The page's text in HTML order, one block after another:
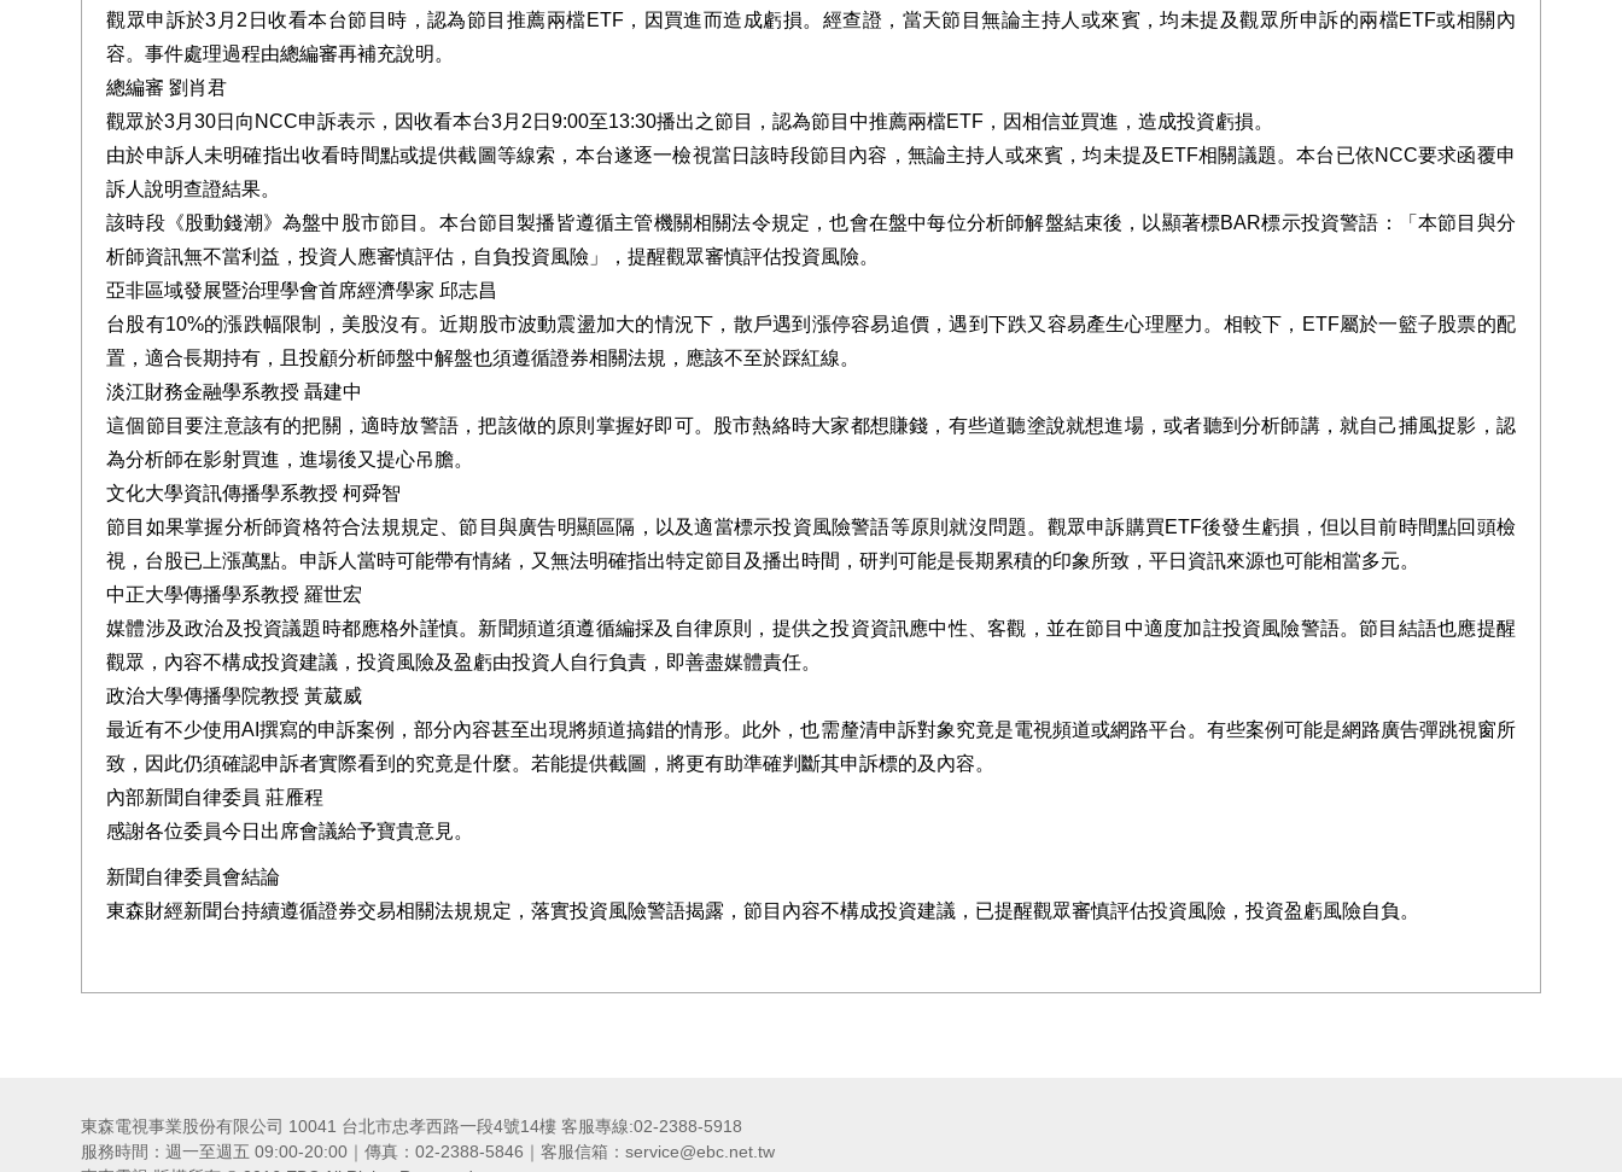
觀眾申訴於3月2日收看本台節目時，認為節目推薦兩檔ETF，因買進而造成虧損。經查證，當天節目無論主持人或來賓，均未提及觀眾所申訴的兩檔ETF或相關內
容。事件處理過程由總編審再補充說明。
總編審 劉肖君
觀眾於3月30日向NCC申訴表示，因收看本台3月2日9:00至13:30播出之節目，認為節目中推薦兩檔ETF，因相信並買進，造成投資虧損。
由於申訴人未明確指出收看時間點或提供截圖等線索，本台遂逐一檢視當日該時段節目內容，無論主持人或來賓，均未提及ETF相關議題。本台已依NCC要求函覆申
訴人說明查證結果。
該時段《股動錢潮》為盤中股市節目。本台節目製播皆遵循主管機關相關法令規定，也會在盤中每位分析師解盤結束後，以顯著標BAR標示投資警語：「本節目與分
析師資訊無不當利益，投資人應審慎評估，自負投資風險」，提醒觀眾審慎評估投資風險。
亞非區域發展暨治理學會首席經濟學家 邱志昌
台股有10%的漲跌幅限制，美股沒有。近期股市波動震盪加大的情況下，散戶遇到漲停容易追價，遇到下跌又容易產生心理壓力。相較下，ETF屬於一籃子股票的配
置，適合長期持有，且投顧分析師盤中解盤也須遵循證券相關法規，應該不至於踩紅線。
淡江財務金融學系教授 聶建中
這個節目要注意該有的把關，適時放警語，把該做的原則掌握好即可。股市熱絡時大家都想賺錢，有些道聽塗說就想進場，或者聽到分析師講，就自己捕風捉影，認
為分析師在影射買進，進場後又提心吊膽。
文化大學資訊傳播學系教授 柯舜智
節目如果掌握分析師資格符合法規規定、節目與廣告明顯區隔，以及適當標示投資風險警語等原則就沒問題。觀眾申訴購買ETF後發生虧損，但以目前時間點回頭檢
視，台股已上漲萬點。申訴人當時可能帶有情緒，又無法明確指出特定節目及播出時間，研判可能是長期累積的印象所致，平日資訊來源也可能相當多元。
中正大學傳播學系教授 羅世宏
媒體涉及政治及投資議題時都應格外謹慎。新聞頻道須遵循編採及自律原則，提供之投資資訊應中性、客觀，並在節目中適度加註投資風險警語。節目結語也應提醒
觀眾，內容不構成投資建議，投資風險及盈虧由投資人自行負責，即善盡媒體責任。
政治大學傳播學院教授 黃葳威
最近有不少使用AI撰寫的申訴案例，部分內容甚至出現將頻道搞錯的情形。此外，也需釐清申訴對象究竟是電視頻道或網路平台。有些案例可能是網路廣告彈跳視窗所
致，因此仍須確認申訴者實際看到的究竟是什麼。若能提供截圖，將更有助準確判斷其申訴標的及內容。
內部新聞自律委員 莊雁程
感謝各位委員今日出席會議給予寶貴意見。
新聞自律委員會結論
東森財經新聞台持續遵循證券交易相關法規規定，落實投資風險警語揭露，節目內容不構成投資建議，已提醒觀眾審慎評估投資風險，投資盈虧風險自負。
東森電視事業股份有限公司 10041 台北市忠孝西路一段4號14樓 客服專線:02-2388-5918
服務時間：週一至週五 09:00-20:00｜傳真：02-2388-5846｜客服信箱：service@ebc.net.tw